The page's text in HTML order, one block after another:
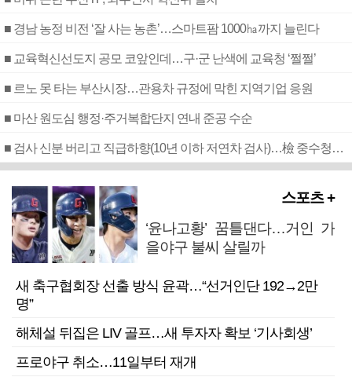
■ 경남 농정 비전 ‘잘 사는 농촌’…스마트팜 1000㏊까지 늘린다
■ 교육혁신선도지 공모 코앞인데…구·군 난색에 교육청 ‘쩔쩔’
■ 르노 못 타는 부산시장…관용차 규정에 막힌 지역기업 응원
■ 마산 원도심 행정·주거복합단지 연내 준공 수순
■ 검사 신분 버리고 직급하향(10년 이하 저연차 검사)…檢 중수청행 기피
스포츠 +
‘윤나고황’ 꿈틀댄다…거인 가
을야구 불씨 살릴까
새 축구협회장 선출 방식 윤곽…“선거인단 192→2만
명”
해체설 뒤집은 LIV 골프…새 투자자 확보 ‘기사회생’
프로야구 취소…11일부터 재개